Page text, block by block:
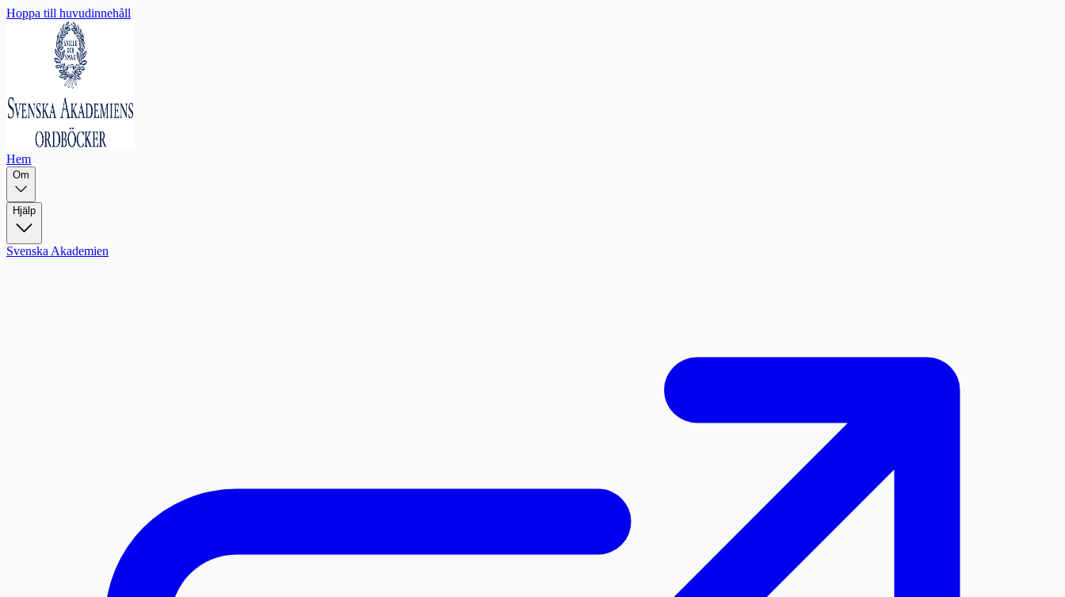
Hoppa till huvudinnehåll
Hem
Om
Hjälp
Svenska Akademien